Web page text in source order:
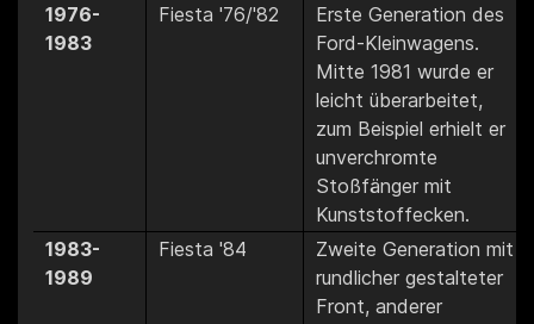
1976-
1983
Fiesta '76/'82
Erste Generation des
Ford-Kleinwagens.
Mitte 1981 wurde er
leicht überarbeitet,
zum Beispiel erhielt er
unverchromte
Stoßfänger mit
Kunststoffecken.
1983-
1989
Fiesta '84
Zweite Generation mit
rundlicher gestalteter
Front, anderer